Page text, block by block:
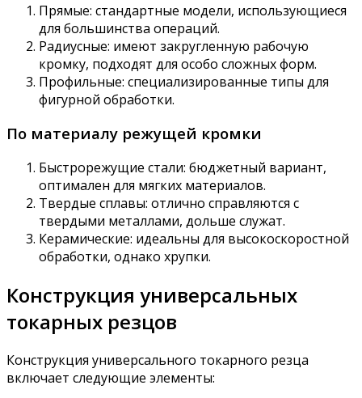
Прямые: стандартные модели, использующиеся
для большинства операций.
Радиусные: имеют закругленную рабочую
кромку, подходят для особо сложных форм.
Профильные: специализированные типы для
фигурной обработки.
По материалу режущей кромки
Быстрорежущие стали: бюджетный вариант,
оптимален для мягких материалов.
Твердые сплавы: отлично справляются с
твердыми металлами, дольше служат.
Керамические: идеальны для высокоскоростной
обработки, однако хрупки.
Конструкция универсальных
токарных резцов
Конструкция универсального токарного резца
включает следующие элементы: